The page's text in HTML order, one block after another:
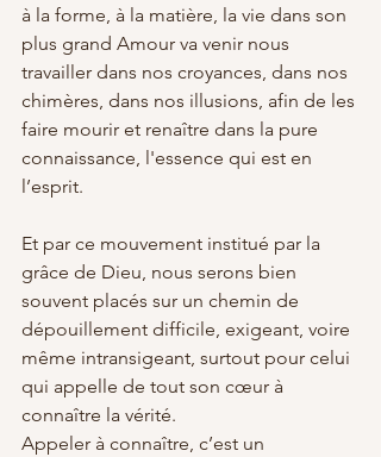
à la forme, à la matière, la vie dans son
plus grand Amour va venir nous
travailler dans nos croyances, dans nos
chimères, dans nos illusions, afin de les
faire mourir et renaître dans la pure
connaissance, l'essence qui est en
l’esprit.
Et par ce mouvement institué par la
grâce de Dieu, nous serons bien
souvent placés sur un chemin de
dépouillement difficile, exigeant, voire
même intransigeant, surtout pour celui
qui appelle de tout son cœur à
connaître la vérité.
Appeler à connaître, c’est un